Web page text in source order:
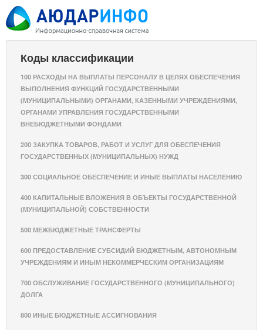
Коды классификации
100 РАСХОДЫ НА ВЫПЛАТЫ ПЕРСОНАЛУ В ЦЕЛЯХ ОБЕСПЕЧЕНИЯ
ВЫПОЛНЕНИЯ ФУНКЦИЙ ГОСУДАРСТВЕННЫМИ
(МУНИЦИПАЛЬНЫМИ) ОРГАНАМИ, КАЗЕННЫМИ УЧРЕЖДЕНИЯМИ,
ОРГАНАМИ УПРАВЛЕНИЯ ГОСУДАРСТВЕННЫМИ
ВНЕБЮДЖЕТНЫМИ ФОНДАМИ
200 ЗАКУПКА ТОВАРОВ, РАБОТ И УСЛУГ ДЛЯ ОБЕСПЕЧЕНИЯ
ГОСУДАРСТВЕННЫХ (МУНИЦИПАЛЬНЫХ) НУЖД
300 СОЦИАЛЬНОЕ ОБЕСПЕЧЕНИЕ И ИНЫЕ ВЫПЛАТЫ НАСЕЛЕНИЮ
400 КАПИТАЛЬНЫЕ ВЛОЖЕНИЯ В ОБЪЕКТЫ ГОСУДАРСТВЕННОЙ
(МУНИЦИПАЛЬНОЙ) СОБСТВЕННОСТИ
500 МЕЖБЮДЖЕТНЫЕ ТРАНСФЕРТЫ
600 ПРЕДОСТАВЛЕНИЕ СУБСИДИЙ БЮДЖЕТНЫМ, АВТОНОМНЫМ
УЧРЕЖДЕНИЯМ И ИНЫМ НЕКОММЕРЧЕСКИМ ОРГАНИЗАЦИЯМ
700 ОБСЛУЖИВАНИЕ ГОСУДАРСТВЕННОГО (МУНИЦИПАЛЬНОГО)
ДОЛГА
800 ИНЫЕ БЮДЖЕТНЫЕ АССИГНОВАНИЯ